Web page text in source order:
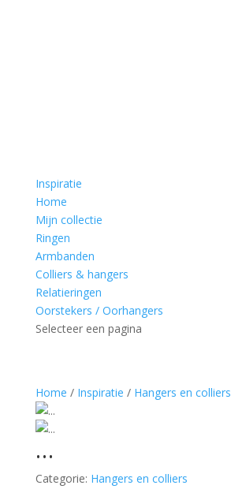
Inspiratie
Home
Mijn collectie
Ringen
Armbanden
Colliers & hangers
Relatieringen
Oorstekers / Oorhangers
Selecteer een pagina
Home / Inspiratie / Hangers en colliers
…
Categorie: Hangers en colliers